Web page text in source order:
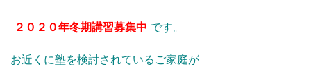
２０２０年冬期講習募集中 です。
お近くに塾を検討されているご家庭が